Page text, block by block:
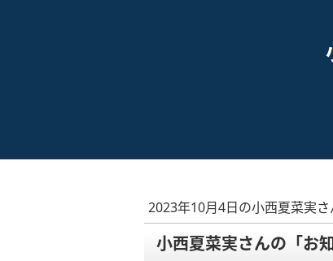
2023年10月4日の小西夏菜実
小西夏菜実さんの「お